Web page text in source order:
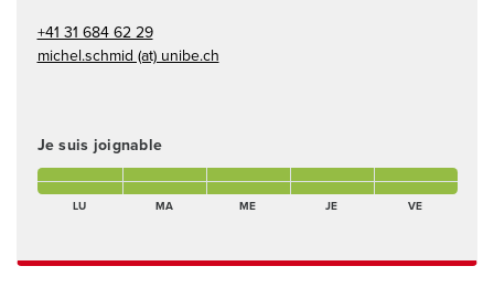
+41 31 684 62 29
michel.schmid (at) unibe.ch
Je suis joignable
lundi matin Présent(e)mardi matin Présent(e)mercredi matin Présent(e)jeudi matin Présent(e)vendredi matin
lundi après-midi Présent(e)mardi après-midi Présent(e)mercredi après-midi Présent(e)jeudi après-midi Présent(e)vendredi après-midi
LU
MA ME JE VE